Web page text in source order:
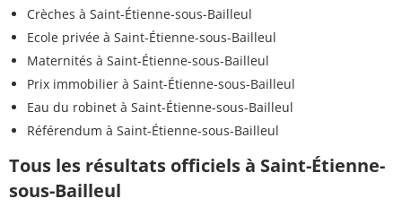
Crèches à Saint-Étienne-sous-Bailleul
Ecole privée à Saint-Étienne-sous-Bailleul
Maternités à Saint-Étienne-sous-Bailleul
Prix immobilier à Saint-Étienne-sous-Bailleul
Eau du robinet à Saint-Étienne-sous-Bailleul
Référendum à Saint-Étienne-sous-Bailleul
Tous les résultats officiels à Saint-Étienne-
sous-Bailleul